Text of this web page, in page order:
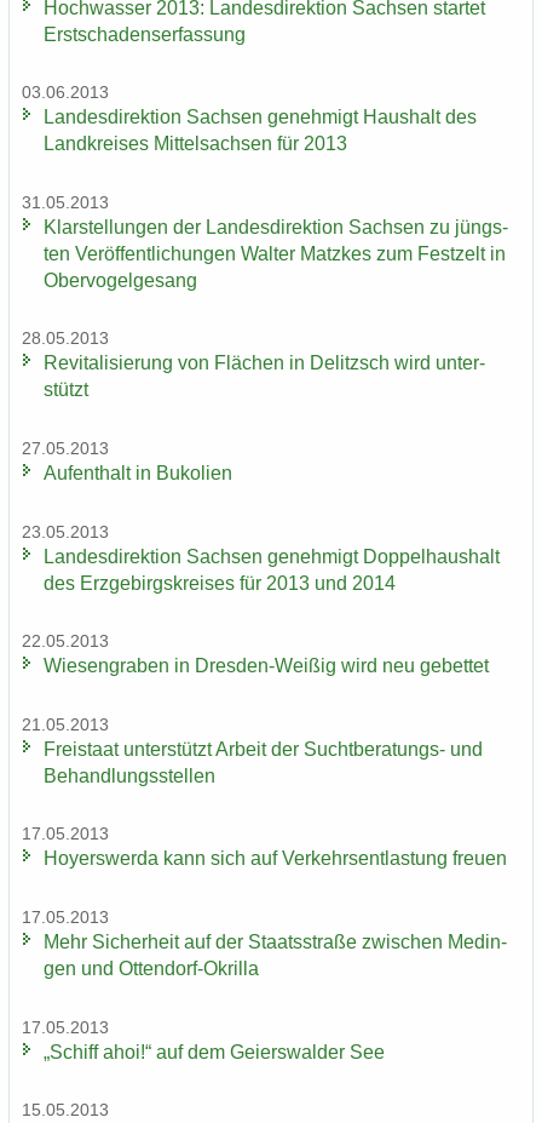
Hoch­was­ser 2013: Lan­des­di­rek­ti­on Sach­sen star­tet
Erst­scha­dens­er­fas­sung
03.06.2013
Lan­des­di­rek­ti­on Sach­sen ge­neh­migt Haus­halt des
Land­krei­ses Mit­tel­sach­sen für 2013
31.05.2013
Klar­stel­lun­gen der Lan­des­di­rek­ti­on Sach­sen zu jüngs­
ten Ver­öf­fent­li­chun­gen Wal­ter Matz­kes zum Fest­zelt in
Ober­vo­gel­ge­sang
28.05.2013
Re­vi­ta­li­sie­rung von Flä­chen in De­litzsch wird un­ter­
stützt
27.05.2013
Auf­ent­halt in Bu­ko­li­en
23.05.2013
Lan­des­di­rek­ti­on Sach­sen ge­neh­migt Dop­pel­haus­halt
des Erz­ge­birgs­krei­ses für 2013 und 2014
22.05.2013
Wie­sen­gra­ben in Dresden-​Weißig wird neu ge­bet­tet
21.05.2013
Frei­staat un­ter­stützt Ar­beit der Suchtberatungs-​ und
Be­hand­lungs­stel­len
17.05.2013
Ho­yers­wer­da kann sich auf Ver­kehrs­ent­las­tung freu­en
17.05.2013
Mehr Si­cher­heit auf der Staats­stra­ße zwi­schen Me­din­
gen und Ottendorf-​Okrilla
17.05.2013
„Schiff ahoi!“ auf dem Gei­ers­wal­der See
15.05.2013